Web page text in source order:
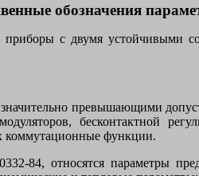
обозначения
с двумя
превышающими
бесконтактной
коммутационные функции.
84, относятся параметры